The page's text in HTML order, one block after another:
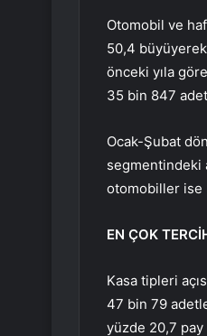
Otomobil ve
50,4
önceki yıla
35 bin 847
Ocak-Şubat
segmentindeki
otomobiller ise
EN ÇOK
Kasa tipleri
47 bin 79
yüzde 20,7